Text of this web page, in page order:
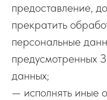
предоставление,
прекратить
персональные
предусмотренных
данных;
— исполнять иные